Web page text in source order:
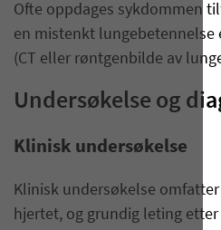
Ofte oppdages sykdommen
en mistenkt lungebetennelse
(CT eller røntgenbilde av
Undersøkelse og
Klinisk undersøkelse
Klinisk undersøkelse
hjertet, og grundig leting